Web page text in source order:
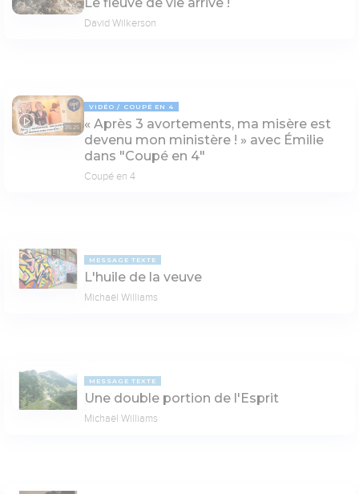
David Wilkerson
35:25
VIDÉO COUPÉ EN 4
« Après 3 avortements, ma misère est
devenu mon ministère ! » avec Émilie
dans "Coupé en 4"
Coupé en 4
MESSAGE TEXTE
L'huile de la veuve
Michaël Williams
MESSAGE TEXTE
Une double portion de l'Esprit
Michaël Williams